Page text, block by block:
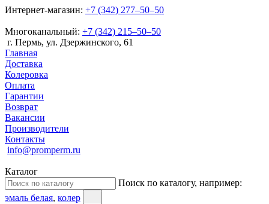
Интернет-магазин: +7 (342) 277‒50‒50
Многоканальный: +7 (342) 215‒50‒50
г. Пермь, ул. Дзержинского, 61
Главная
Доставка
Колеровка
Оплата
Гарантии
Возврат
Вакансии
Производители
Контакты
info@promperm.ru
Каталог
Поиск по каталогу, например:
эмаль белая, колер